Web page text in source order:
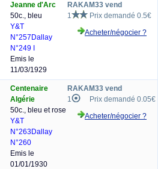
Jeanne d'Arc
50c., bleu
Y&T
N°257 Dallay
N°249 I
Emis le
11/03/1929
RAKAM33 vend
1
Prix demandé 0.5€
Acheter/négocier ?
Centenaire
Algérie
50c., bleu et rose
Y&T
N°263Dallay
N°260
Emis le
01/01/1930
RAKAM33 vend
1
Prix demandé 0.05€
Acheter/négocier ?